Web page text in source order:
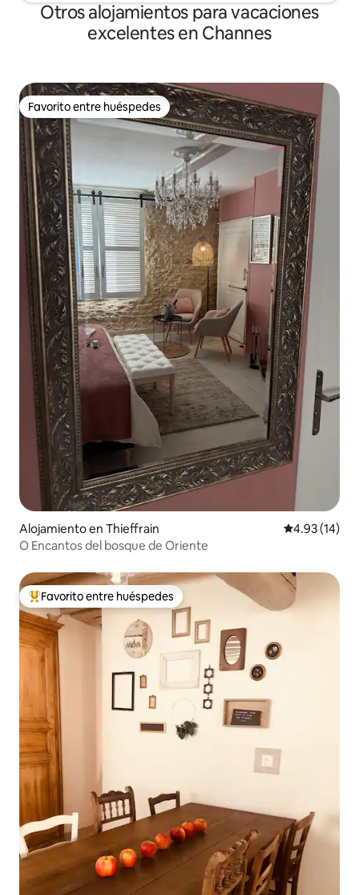
Otros alojamientos para vacaciones
excelentes en Channes
Favorito entre huéspedes
Favorito entre huéspedes
Alojamiento en Thieffrain Calificación
4.93 (14)
O Encantos del bosque de Oriente
Favorito entre huéspedes preferido
Favorito entre huéspedes